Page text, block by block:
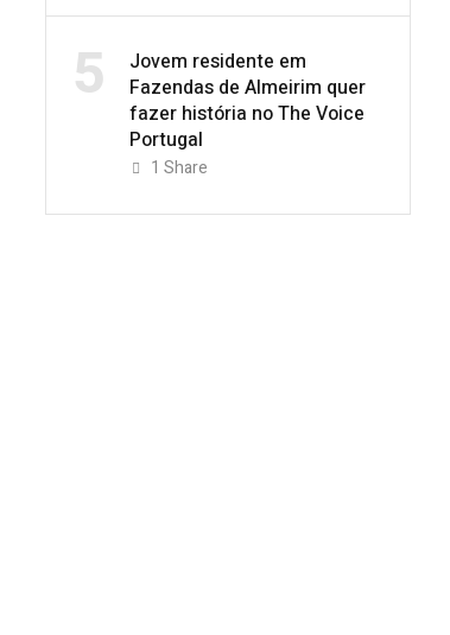
5
Jovem residente em
Fazendas de Almeirim quer
fazer história no The Voice
Portugal
1 Share